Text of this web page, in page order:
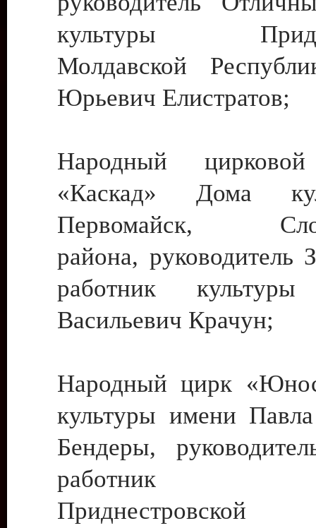
культуры
Молдавской
Юрьевич Елистратов;
Народный цирковой
«Каскад» Дома
Первомайск,
района, руководитель
работник культуры
Васильевич Крачун;
Народный цирк
культуры имени
Бендеры,
работник
Приднестровской